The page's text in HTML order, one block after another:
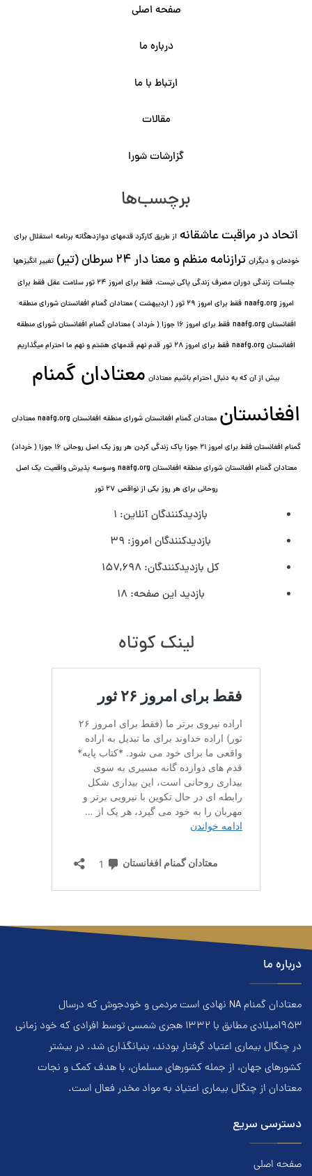
صفحه اصلی
درباره ما
ارتباط با ما
مقالات
گزارشات شورا
برچسب‌ها
اتحاد در مراقبت عاشقانه از طریق کارکرد قدمهای دوازده⁯گانه برنامه استقلال برای
خودمان و دیگران ترازنامه منظم و معنا دار ٢۴ سرطان (تیر)
تغییر انگیزه⁯ها
جلسات زندگی دوران مصرف زندگی پاکی نیست. فقط برای امروز 24 ثور سلامت عقل
فقط برای
امروز naafg.org
فقط برای امروز ٢٩ ثور ( اردیبهشت ) معتادان گمنام افغانستان شورای منطقه
افغانستان naafg.org
فقط برای امروز ۱۶ جوزا ( خرداد ) معتادان گمنام افغانستان شورای منطقه
افغانستان naafg.org
فقط برای امروز ۲۸ ثور قدم نهم قدمهای هشتم و نهم ما احترام میگذاریم
بیش از آن که به دنبال احترام باشیم معتادان معتادان گمنام
افغانستان معتادان گمنام افغانستان شورای منطقه افغانستان naafg.org معتادان
گمنام افغانستان فقط برای امروز ۲۱ جوزا پاک زندگی کردن
هر روز یک اصل روحانی ۱۶ جوزا ( خرداد)
معتادان گمنام افغانستان شورای منطقه افغانستان naafg.org
وسوسه پذيرش واقعیت یک اصل
روحانی برای هر روز یکی از نواقص ۲۷ ثور
بازدیدکنندگان آنلاین: 1
بازدیدکنندگان امروز: 39
کل بازدیدکنند‌گان: 157,698
بازدید این صفحه: 18
لینک کوتاه
درباره ما
معتادان گمنام NA نهادي است مردمي و خودجوش که درسال
۱۹۵۳ميلادي مطابق با ۱۳۳۲ هجري‌ شمسي توسط افرادي که خود زماني
در چنگال بیماری اعتياد گرفتار بودند، بنيانگذاري شد. در بيشتر
کشور‌هاي جهان، از جمله کشور‌هاي مسلمان، با هدف کمک و نجات
معتادان از چنگال بیماری اعتياد به مواد مخدر فعال است.
دسترسی سریع
صفحه اصلی